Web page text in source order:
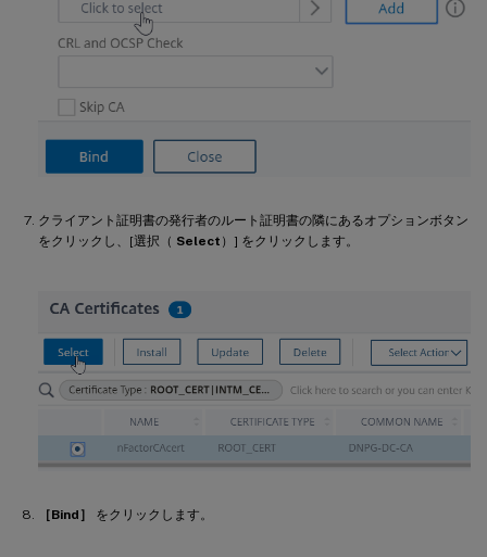
クライアント証明書の発行者のルート証明書の隣にあるオプションボタン
をクリックし、[選択（ Select ）] をクリックします。
［Bind］ をクリックします。